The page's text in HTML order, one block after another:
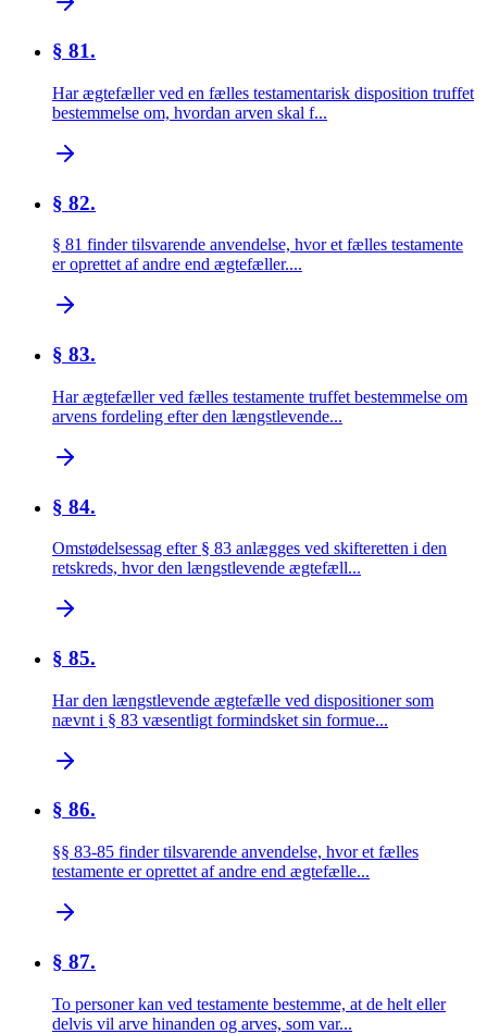
§ 81.
Har ægtefæller ved en fælles testamentarisk disposition truffet
bestemmelse om, hvordan arven skal f...
§ 82.
§ 81 finder tilsvarende anvendelse, hvor et fælles testamente
er oprettet af andre end ægtefæller....
§ 83.
Har ægtefæller ved fælles testamente truffet bestemmelse om
arvens fordeling efter den længstlevende...
§ 84.
Omstødelsessag efter § 83 anlægges ved skifteretten i den
retskreds, hvor den længstlevende ægtefæll...
§ 85.
Har den længstlevende ægtefælle ved dispositioner som
nævnt i § 83 væsentligt formindsket sin formue...
§ 86.
§§ 83-85 finder tilsvarende anvendelse, hvor et fælles
testamente er oprettet af andre end ægtefælle...
§ 87.
To personer kan ved testamente bestemme, at de helt eller
delvis vil arve hinanden og arves, som var...